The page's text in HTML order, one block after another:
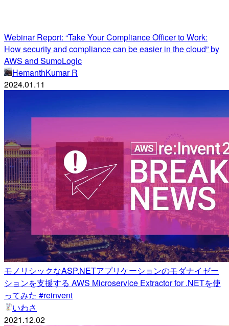
Webinar Report: “Take Your Compliance Officer to Work:
How security and compliance can be easier in the cloud” by
AWS and SumoLogic
HemanthKumar R
2024.01.11
モノリシックなASP.​NETアプリケーションのモダナイゼー
ションを支援する AWS Microservice Extractor for .​NETを使
ってみた #reinvent
いわさ
2021.12.02